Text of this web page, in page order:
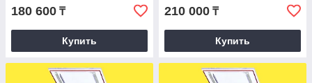
180 600 ₸
Купить
210 000 ₸
Купить